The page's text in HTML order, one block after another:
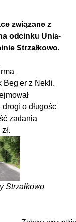
związane z
odcinku Unia-
Strzałkowo.
Begier z Nekli.
o długości
zadania
Strzałkowo